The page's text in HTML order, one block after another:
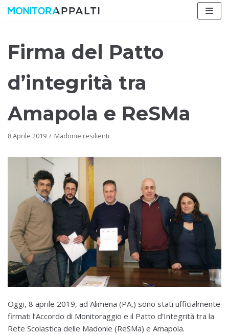
Vai
Firma del Patto
d’integrità tra
Amapola e ReSMa
8 Aprile 2019 Madonie resilienti
Oggi, 8 aprile 2019, ad Alimena (PA,) sono stati ufficialmente
firmati l’Accordo di Monitoraggio e il Patto d’Integrità tra la
Rete Scolastica delle Madonie (ReSMa) e Amapola.